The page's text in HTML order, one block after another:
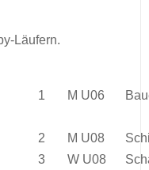
Läufern.
1 M U06
2 M U08
3
W U08